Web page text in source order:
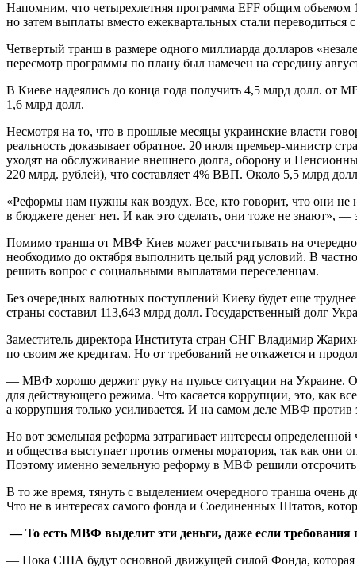
Напомним, что четырехлетняя программа EFF общим объемом
но затем выплаты вместо ежеквартальных стали
Четвертый транш в размере одного миллиарда долларов
пересмотр программы по плану был намечен на середину
В Киеве надеялись до конца года получить 4,5 млрд долл. от
1,6 млрд долл.
Несмотря на то, что в прошлые месяцы украинские власти
реальность доказывает обратное. 20 июля премьер-министр
уходят на обслуживание внешнего долга, оборону и
220 млрд. рублей), что составляет 4% ВВП. Около 5,5 млрд
«Реформы нам нужны как воздух. Все, кто говорит, что они
в бюджете денег нет. И как это сделать, они тоже не знают», —
Помимо транша от МВФ Киев может рассчитывать на
необходимо до октября выполнить целый ряд условий. В
решить вопрос с социальными выплатами переселенцам.
Без очередных валютных поступлений Киеву будет еще
страны составил 113,643 млрд долл. Государственный долг
Заместитель директора Института стран СНГ Владимир
по своим же кредитам. Но от требований не откажется и
— МВФ хорошо держит руку на пульсе ситуации на Украине.
для действующего режима. Что касается коррупции, это, как
а коррупция только усиливается. И на самом деле МВФ против
Но вот земельная реформа затрагивает интересы
и общества выступает против отмены моратория, так как они
Поэтому именно земельную реформу в МВФ решили
В то же время, тянуть с выделением очередного транша
Что не в интересах самого фонда и Соединенных Штатов,
— То есть МВФ выделит эти деньги, даже если требования
— Пока США будут основной движущей силой Фонда, которая